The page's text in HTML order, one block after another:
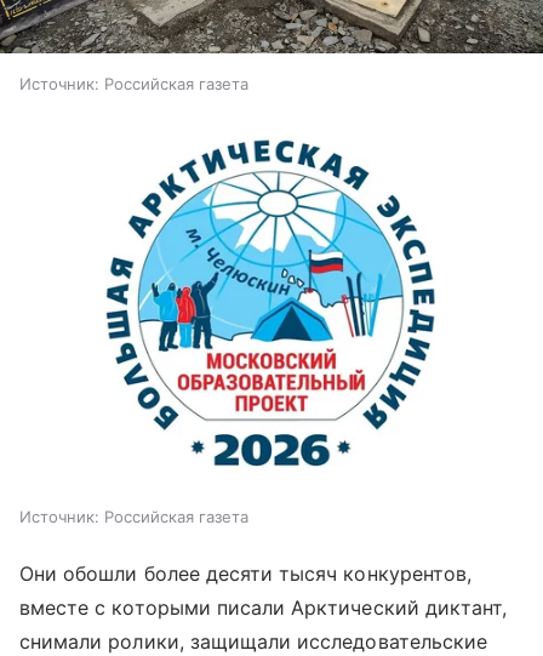
Источник: Российская газета
Источник: Российская газета
Они обошли более десяти тысяч конкурентов,
вместе с которыми писали Арктический диктант,
снимали ролики, защищали исследовательские